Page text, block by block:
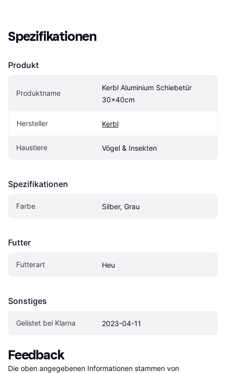
Spezifikationen
Produkt
Produktname
Kerbl Aluminium Schiebetür
30x40cm
Hersteller Kerbl
Haustiere Vögel & Insekten
Spezifikationen
Farbe Silber, Grau
Futter
Futterart Heu
Sonstiges
Gelistet bei Klarna 2023-04-11
Feedback
Die oben angegebenen Informationen stammen von